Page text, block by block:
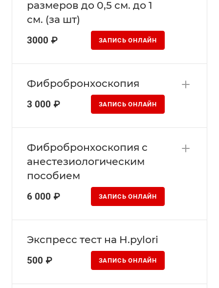
размеров до 0,5 см. до 1
см. (за шт)
3000 ₽ ЗАПИСЬ ОНЛАЙН
Фибробронхоскопия
3 000 ₽ ЗАПИСЬ ОНЛАЙН
Фибробронхоскопия с
анестезиологическим
пособием
6 000 ₽ ЗАПИСЬ ОНЛАЙН
Экспресс тест на H.pylori
500 ₽ ЗАПИСЬ ОНЛАЙН